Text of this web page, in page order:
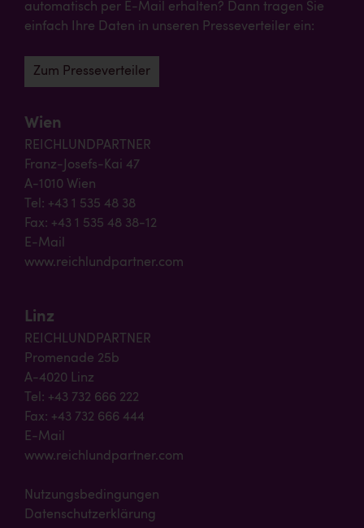
automatisch per E-Mail erhalten? Dann tragen Sie
einfach Ihre Daten in unseren Presseverteiler ein:
Zum Presseverteiler
Wien
REICHLUNDPARTNER
Franz-Josefs-Kai 47
A-1010 Wien
Tel: +43 1 535 48 38
Fax: +43 1 535 48 38-12
E-Mail
www.reichlundpartner.com
Linz
REICHLUNDPARTNER
Promenade 25b
A-4020 Linz
Tel: +43 732 666 222
Fax: +43 732 666 444
E-Mail
www.reichlundpartner.com
Nutzungsbedingungen
Datenschutzerklärung